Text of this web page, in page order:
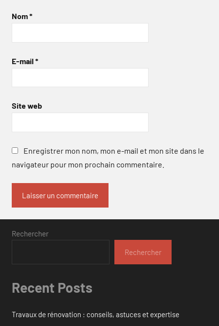
Nom*
E-mail *
Site web
Enregistrer mon nom, mon e-mail et mon site dans le
navigateur pour mon prochain commentaire.
Rechercher
Rechercher
Recent Posts
Travaux de rénovation : conseils, astuces et expertise